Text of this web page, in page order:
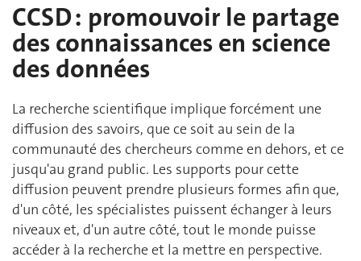
CCSD : promouvoir le partage
des connaissances en science
des données
La recherche scientifique implique forcément une
diffusion des savoirs, que ce soit au sein de la
communauté des chercheurs comme en dehors, et ce
jusqu'au grand public. Les supports pour cette
diffusion peuvent prendre plusieurs formes afin que,
d'un côté, les spécialistes puissent échanger à leurs
niveaux et, d'un autre côté, tout le monde puisse
accéder à la recherche et la mettre en perspective.